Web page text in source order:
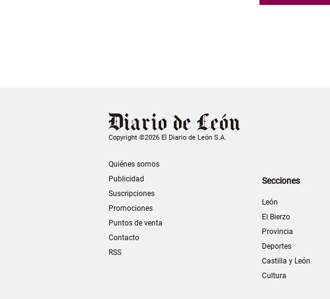
Copyright ©2026 El Diario de León S.A.
Quiénes somos
Publicidad
Suscripciones
Promociones
Puntos de venta
Contacto
RSS
Secciones
León
El Bierzo
Provincia
Deportes
Castilla y León
Cultura